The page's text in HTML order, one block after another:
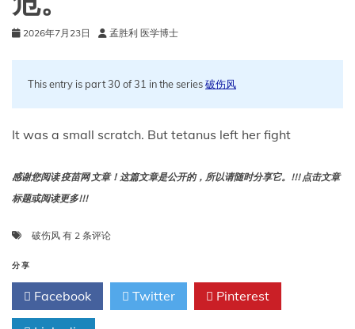
2026年7月23日 孟胜利 医学博士
This entry is part 30 of 31 in the series破伤风
It was a small scratch. But tetanus left her fight
感谢您阅读 疫苗网 文章！这篇文章是公开的，所以请随时分享它。!!! 点击文章
标题或阅读更多!!!
破伤风 那
一
道
小
有 2 条评论
分享
Facebook Twitter Pinterest